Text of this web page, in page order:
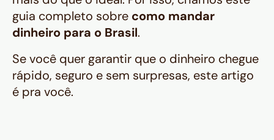
guia completo sobre como mandar
dinheiro para o Brasil.
Se você quer garantir que o dinheiro chegue
rápido, seguro e sem surpresas, este artigo
é pra você.